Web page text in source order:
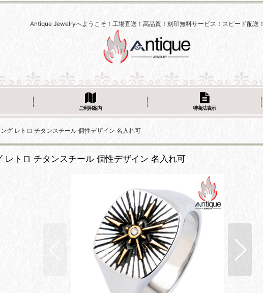
Antique Jewelryへようこそ！工場直送！高品質！刻印無料サービス！スピード配送！
ご利用案内 特商法表示
グ レトロ チタンスチール 個性デザイン 名入れ可
トロ チタンスチール 個性デザイン 名入れ可